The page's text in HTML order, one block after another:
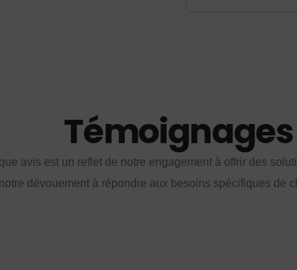
Témoignages
avis est un reflet de notre engagement à offrir des
notre dévouement à répondre aux besoins spécifiques de